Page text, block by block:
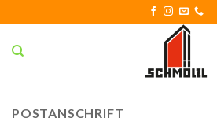
to
content
POSTANSCHRIFT